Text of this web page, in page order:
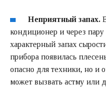
Неприятный запах.
кондиционер и через
характерный запах
прибора появилась
опасно для техники, но и
может вызвать астму или